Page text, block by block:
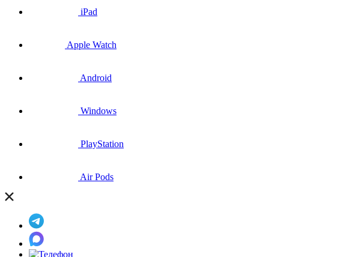
iPad
Apple Watch
Android
Windows
PlayStation
Air Pods